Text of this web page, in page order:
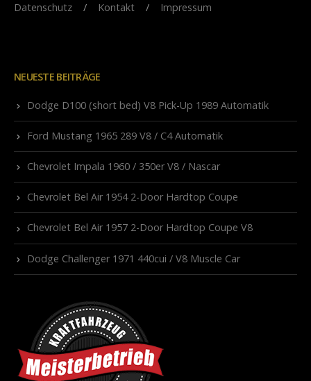
Datenschutz / Kontakt / Impressum
NEUESTE BEITRÄGE
Dodge D100 (short bed) V8 Pick-Up 1989 Automatik
Ford Mustang 1965 289 V8 / C4 Automatik
Chevrolet Impala 1960 / 350er V8 / Nascar
Chevrolet Bel Air 1954 2-Door Hardtop Coupe
Chevrolet Bel Air 1957 2-Door Hardtop Coupe V8
Dodge Challenger 1971 440cui / V8 Muscle Car